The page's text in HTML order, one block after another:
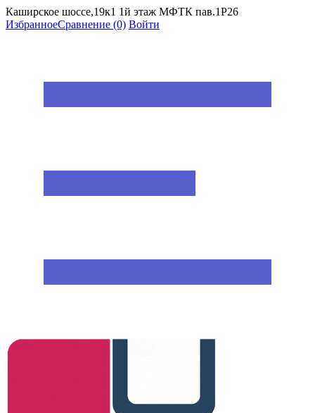
Каширское шоссе,19к1 1й этаж МФТК пав.1Р26
ИзбранноеСравнение (0) Войти